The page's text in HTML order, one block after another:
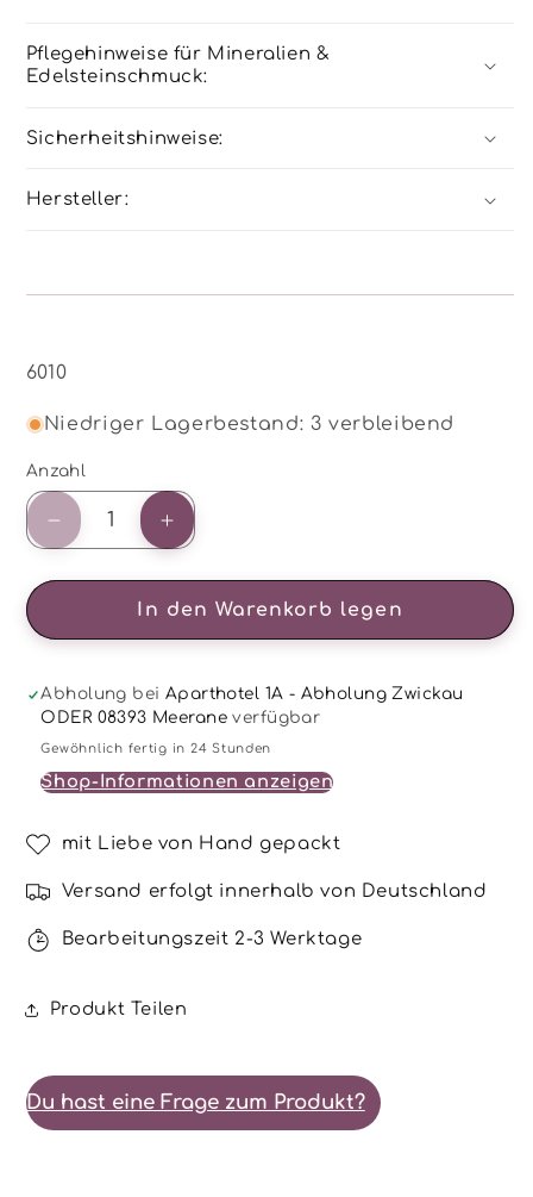
Pflegehinweise für Mineralien &
Edelsteinschmuck:
Sicherheitshinweise:
Hersteller:
SKU:
6010
Niedriger Lagerbestand: 3 verbleibend
Anzahl
Anzahl
Verringere
die
Menge
Sonnenstein
6
mm,
ca.
18
cm
Armband
Erhöhe
die
Menge
für
Sonnenstein
6
mm,
ca.
18
cm
Armband
In den Warenkorb legen
Abholung bei Aparthotel 1A - Abholung Zwickau
ODER 08393 Meerane verfügbar
Gewöhnlich fertig in 24 Stunden
Shop-Informationen anzeigen
mit Liebe von Hand gepackt
Versand erfolgt innerhalb von Deutschland
Bearbeitungszeit 2-3 Werktage
Produkt Teilen
Du hast eine Frage zum Produkt?